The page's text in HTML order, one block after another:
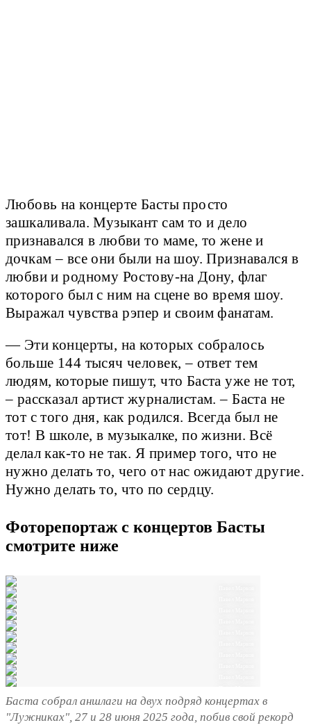
Любовь на концерте Басты просто
зашкаливала. Музыкант сам то и дело
признавался в любви то маме, то жене и
дочкам – все они были на шоу. Признавался в
любви и родному Ростову-на Дону, флаг
которого был с ним на сцене во время шоу.
Выражал чувства рэпер и своим фанатам.
— Эти концерты, на которых собралось
больше 144 тысяч человек, – ответ тем
людям, которые пишут, что Баста уже не тот,
– рассказал артист журналистам. – Баста не
тот с того дня, как родился. Всегда был не
тот! В школе, в музыкалке, по жизни. Всё
делал как-то не так. Я пример того, что не
нужно делать то, чего от нас ожидают другие.
Нужно делать то, что по сердцу.
Фоторепортаж с концертов Басты
смотрите ниже
Баста собрал аншлаги на двух подряд концертах в
"Лужниках", 27 и 28 июня 2025 года, побив свой рекорд